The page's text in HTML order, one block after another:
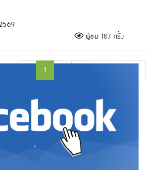
ผู้ชม 187 ครั้ง
1
.